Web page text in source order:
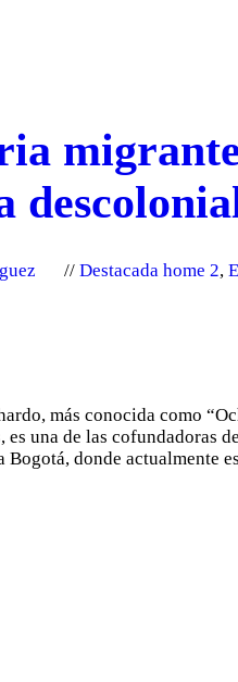
Destacada home 2,
más conocida como
es una de las cofundadoras
Bogotá, donde actualmente